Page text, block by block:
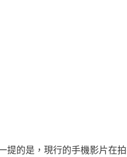
提的是，現行的手機影片在